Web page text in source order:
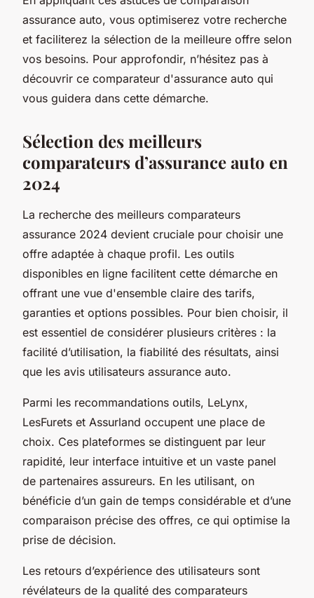
assurance auto, vous optimiserez votre recherche
et faciliterez la sélection de la meilleure offre selon
vos besoins. Pour approfondir, n’hésitez pas à
découvrir ce comparateur d'assurance auto qui
vous guidera dans cette démarche.
Sélection des meilleurs
comparateurs d’assurance auto en
2024
La recherche des meilleurs comparateurs
assurance 2024 devient cruciale pour choisir une
offre adaptée à chaque profil. Les outils
disponibles en ligne facilitent cette démarche en
offrant une vue d'ensemble claire des tarifs,
garanties et options possibles. Pour bien choisir, il
est essentiel de considérer plusieurs critères : la
facilité d’utilisation, la fiabilité des résultats, ainsi
que les avis utilisateurs assurance auto.
Parmi les recommandations outils, LeLynx,
LesFurets et Assurland occupent une place de
choix. Ces plateformes se distinguent par leur
rapidité, leur interface intuitive et un vaste panel
de partenaires assureurs. En les utilisant, on
bénéficie d’un gain de temps considérable et d’une
comparaison précise des offres, ce qui optimise la
prise de décision.
Les retours d’expérience des utilisateurs sont
révélateurs de la qualité des comparateurs